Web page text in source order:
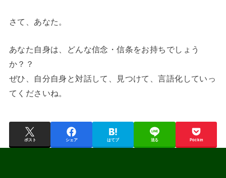
さて、あなた。
あなた自身は、どんな信念・信条をお持ちでしょう
か？？
ぜひ、自分自身と対話して、見つけて、言語化していっ
てくださいね。
ポスト シェア はてブ 送る Pocket